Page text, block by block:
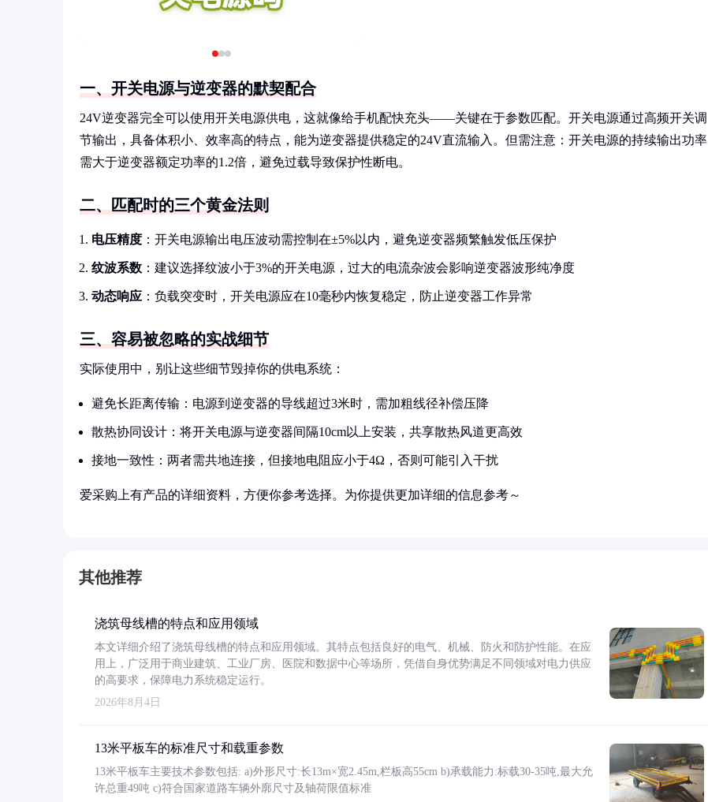
一、开关电源与逆变器的默契配合
24V逆变器完全可以使用开关电源供电，这就像给手机配快充头——关键在于参数匹配。开关电源通过高频开关调
节输出，具备体积小、效率高的特点，能为逆变器提供稳定的24V直流输入。但需注意：开关电源的持续输出功率
需大于逆变器额定功率的1.2倍，避免过载导致保护性断电。
二、匹配时的三个黄金法则
电压精度 ：开关电源输出电压波动需控制在±5%以内，避免逆变器频繁触发低压保护
纹波系数 ：建议选择纹波小于3%的开关电源，过大的电流杂波会影响逆变器波形纯净度
动态响应 ：负载突变时，开关电源应在10毫秒内恢复稳定，防止逆变器工作异常
三、容易被忽略的实战细节
实际使用中，别让这些细节毁掉你的供电系统：
避免长距离传输：电源到逆变器的导线超过3米时，需加粗线径补偿压降
散热协同设计：将开关电源与逆变器间隔10cm以上安装，共享散热风道更高效
接地一致性：两者需共地连接，但接地电阻应小于4Ω，否则可能引入干扰
爱采购上有产品的详细资料，方便你参考选择。为你提供更加详细的信息参考～
其他推荐
浇筑母线槽的特点和应用领域
本文详细介绍了浇筑母线槽的特点和应用领域。其特点包括良好的电气、机械、防火和防护性能。在应
用上，广泛用于商业建筑、工业厂房、医院和数据中心等场所，凭借自身优势满足不同领域对电力供应
的高要求，保障电力系统稳定运行。
2026年8月4日
13米平板车的标准尺寸和载重参数
13米平板车主要技术参数包括: a)外形尺寸:长13m×宽2.45m,栏板高55cm b)承载能力:标载30-35吨,最大允
许总重49吨 c)符合国家道路车辆外廓尺寸及轴荷限值标准